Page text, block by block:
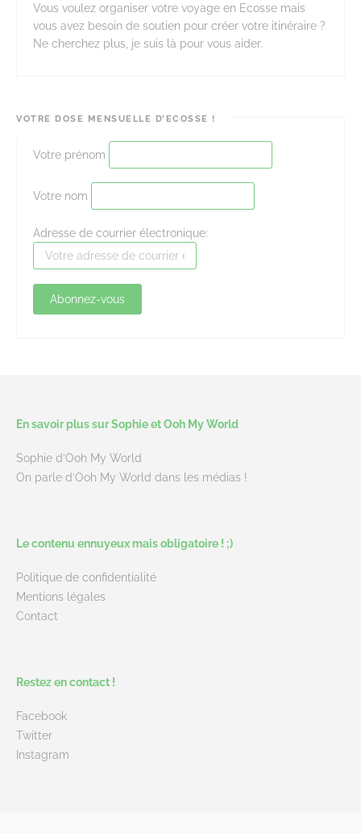
Vous voulez organiser votre voyage en Ecosse mais
vous avez besoin de soutien pour créer votre itinéraire ?
Ne cherchez plus, je suis là pour vous aider.
VOTRE DOSE MENSUELLE D’ECOSSE !
Votre prénom
Votre nom
Adresse de courrier électronique:
En savoir plus sur Sophie et Ooh My World
Sophie d’Ooh My World
On parle d’Ooh My World dans les médias !
Le contenu ennuyeux mais obligatoire ! ;)
Politique de confidentialité
Mentions légales
Contact
Restez en contact !
Facebook
Twitter
Instagram